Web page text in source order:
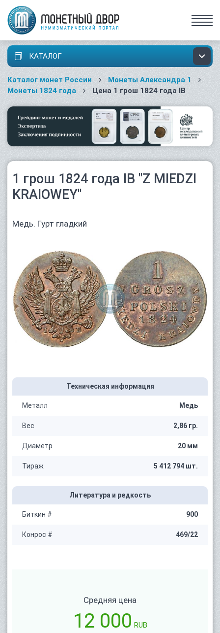
КАТАЛОГ
Каталог монет России
Монеты Александра 1
Монеты 1824 года
Цена 1 грош 1824 года IB
1 грош 1824 года IB "Z MIEDZI
KRAIOWEY"
Медь. Гурт гладкий
Техническая информация
Металл Медь
Вес 2,86 гр.
Диаметр 20 мм
Тираж 5 412 794 шт.
Литература и редкость
Биткин # 900
Конрос # 469/22
Средняя цена
12 000 RUB